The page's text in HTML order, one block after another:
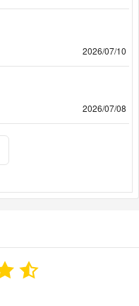
2026/07/10
2026/07/08